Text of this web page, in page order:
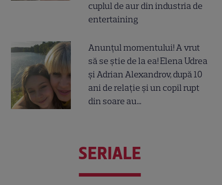
cuplul de aur din industria de
entertaining
Anunțul momentului! A vrut
să se știe de la ea! Elena Udrea
și Adrian Alexandrov, după 10
ani de relație și un copil rupt
din soare au...
SERIALE